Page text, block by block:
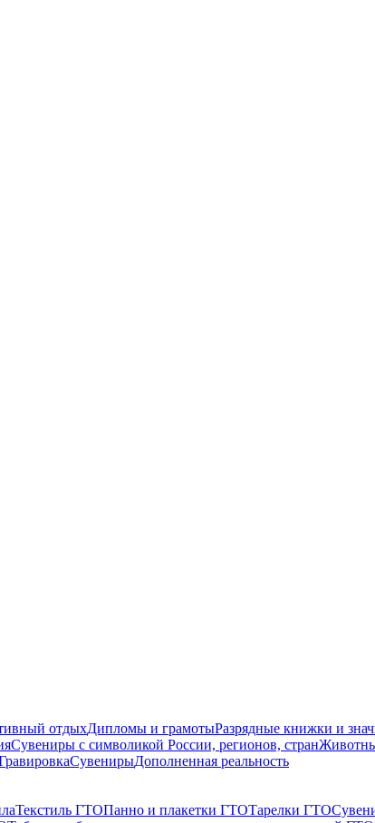
отдыхДипломы и грамотыРазрядные книжки и
Сувениры с символикой России, регионов, стран
СувенирыДополненная реальность
Текстиль ГТОПанно и плакетки ГТОТарелки ГТО